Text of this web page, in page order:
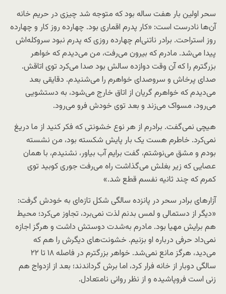
سحر اولین بار هفت ساله بود که متوجه شد چیزی در حریم خانه
آن‌ها نادرست است: «کار پدرم اقماری بود. چهارده روز کار و چهارده
روز استراحت. برادر ناتنی‌ام چهارده روزی که پدرم نبود سر‌و‌کله‌اش
پیدا می‌شد. مادرم که بیرون می‌رفت، من می‌دیدم که خواهر
بزرگترم را که آن وقت دوازده سالش بود صدا می‌کرد توی اتاقش.
صدای پرخاش و سروصدای خواهرم را می‌شنیدم. دقایقی بعد
می‌دیدم که خواهرم گریان از اتاق خارج می‌شود، به دستشویی
می‌رود، مسواک می‌زند و بعد توی خودش فرو می‌رود.
هیچی نمی‌گفت. برادرم از هر نوع خشونتی که فکر کنید از ما دریغ
نمی‌کرد. خاطرم هست یک بار پایش شکسته بود، من نشسته
بودم و مشق می‌نوشتم، گفت برایم آب بیاور، نشنیدم، با همان
عصایی که زیر بغلش می‌گذاشت راه می‌رفت جوری کوبید توی
کمرم که چند ثانیه نفسم قطع شد.»
آزارهای برادر سحر در پانزده سالگی شکل تازه‌ای به خودش گرفت:
«دیگر از دستمالی و لمس بدنم لذت نمی‌برد، تجاوز می‌کرد؛ محیط
هم برایش مهیا بود. مادرم به‌شدت دوستش داشت و هرگز اجازه
نمی‌داد حرفی درباره او بزنیم. خشونت‌های دیگرش را هم که
می‌دید، هرگز مانع نمی‌شد. خواهر بزرگترم در فاصله ۱۸ تا ۲۲
سالگی دوبار از خانه فرار کرد، اما برش گرداندند؛ بعد از ازدواج هم
زنی است فروپاشیده و از نظر روانی نامتعادل.